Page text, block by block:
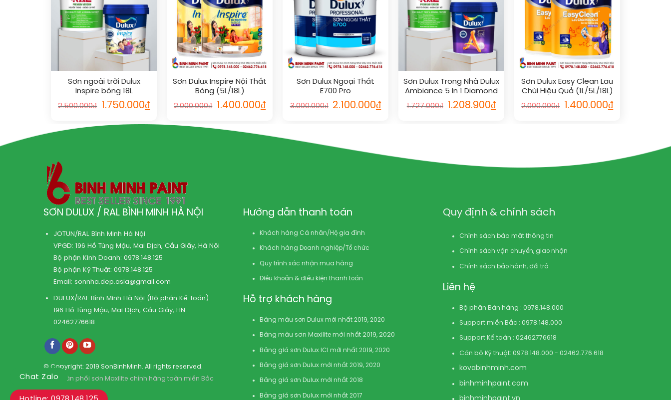
Sơn ngoài trời Dulux
Inspire bóng 18L
2.500.000₫ 1.750.000₫
Sơn Dulux Inspire Nội Thất
Bóng (5L/18L)
2.000.000₫ 1.400.000₫
Sơn Dulux Ngoại Thất
E700 Pro
3.000.000₫ 2.100.000₫
Sơn Dulux Trong Nhà Dulux
Ambiance 5 In 1 Diamond
Glow Bóng
1.727.000₫ 1.208.900₫
Sơn Dulux Easy Clean Lau
Chùi Hiệu Quả (1L/5L/18L)
2.000.000₫ 1.400.000₫
SƠN DULUX / RAL BÌNH MINH HÀ NỘI
JOTUN/RAL Bình Minh Hà Nội
VPGD: 196 Hồ Tùng Mậu, Mai Dịch, Cầu Giấy, Hà Nội
Bộ phận Kinh Doanh:0978.148.125
Bộ phận Kỹ Thuật:0978.148.125
Email: sonnha.dep.asia@gmail.com
DULUX/RAL Bình Minh Hà Nội (Bộ phận Kế Toán)
196 Hồ Tùng Mậu, Mai Dịch, Cầu Giấy, HN
02462776618
© Copyright: 2019 SonBinhMinh. All rights reserved.
Kho phân phối sơn Maxilite chính hãng toàn miền Bắc
Hướng dẫn thanh toán
Khách hàng Cá nhân/Hộ gia đình
Khách hàng Doanh nghiệp/Tổ chức
Quy trình xác nhận mua hàng
Điều khoản & điều kiện thanh toán
Hỗ trợ khách hàng
Bảng màu sơn Dulux mới nhất 2019, 2020
Bảng màu sơn Maxilite mới nhất 2019, 2020
Bảng giá sơn Dulux ICI mới nhất 2019, 2020
Bảng giá sơn Dulux mới nhất 2019, 2020
Bảng giá sơn Dulux mới nhất 2018
Bảng giá sơn Dulux mới nhất 2017
Quy định & chính sách
Chính sách bảo mật thông tin
Chính sách vận chuyển, giao nhận
Chính sách bảo hành, đổi trả
Liên hệ
Bộ phận Bán hàng : 0978.148.000
Support miền Bắc : 0978.148.000
Support Kế toán : 02462776618
Cán bộ Kỹ thuật: 0978.148.000 - 02462.776.618
kovabinhminh.com
binhminhpaint.com
Chat Zalo